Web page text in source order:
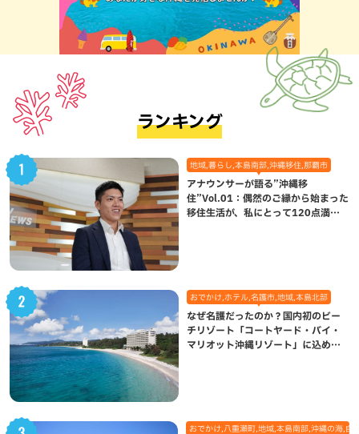
ランキング
地域,暮らし,本島南部,沖縄移住,那覇市
アナウンサーが語る”沖縄移
住”Vol.01：偶然のご縁から始まった
移住生活が、私にとって120点満点
おでかけ,ホテル,名護市,地域,本島北部
なぜ名護だったのか？国内初のビー
チリゾート「コートヤード・バイ・
マリオット沖縄リゾート」に込めら
おでかけ,八重瀬町,地域,本島南部,沖縄の海,自